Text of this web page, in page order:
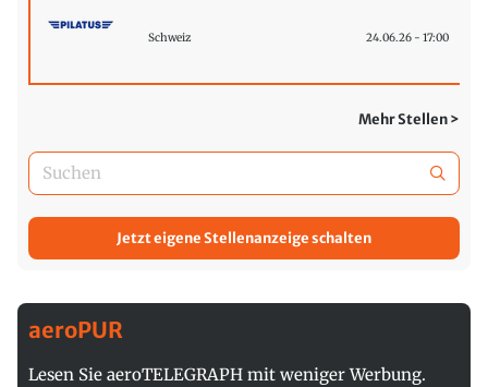
Schweiz 24.06.26 - 17:00
Mehr Stellen >
Jetzt eigene Stellenanzeige schalten
aeroPUR
Lesen Sie aeroTELEGRAPH mit weniger Werbung.